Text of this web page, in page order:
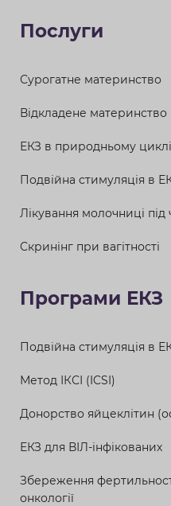
Послуги
Сурогатне материнство
Відкладене материнство
ЕКЗ в природньому циклі
Подвійна стимуляція в
Лікування молочниці під
Скринінг при вагітності
Програми ЕКЗ
Подвійна стимуляція в
Метод ІКСІ (ICSI)
Донорство яйцеклітин
ЕКЗ для ВІЛ-інфікованих
Збереження
онкології